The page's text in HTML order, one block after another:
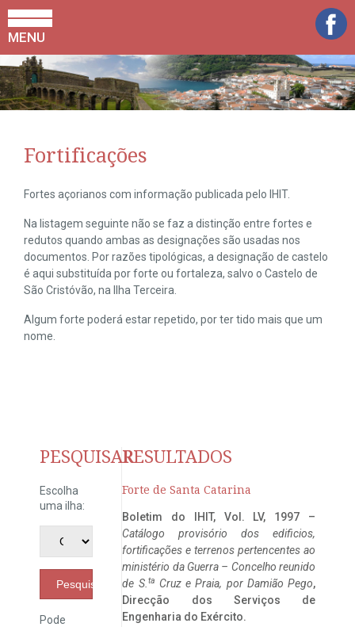
MENU
Fortificações
Fortes açorianos com informação publicada pelo IHIT.
Na listagem seguinte não se faz a distinção entre fortes e
redutos quando ambas as designações são usadas nos
documentos. Por razões tipológicas, a designação de castelo
é aqui substituída por forte ou fortaleza, salvo o Castelo de
São Cristóvão, na Ilha Terceira.
Algum forte poderá estar repetido, por ter tido mais que um
nome.
PESQUISAR
Escolha
uma ilha:
Pesquisar
Pode
RESULTADOS
Forte de Santa Catarina
Boletim do IHIT, Vol. LV, 1997 –
Catálogo provisório dos edificios,
fortificações e terrenos pertencentes ao
ministério da Guerra – Concelho reunido
de S. ta Cruz e Praia, por Damião Pego,
Direcção dos Serviços de
Engenharia do Exército.